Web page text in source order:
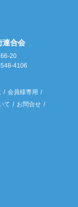
合会
20
4106
会員様専用
て
お問合せ